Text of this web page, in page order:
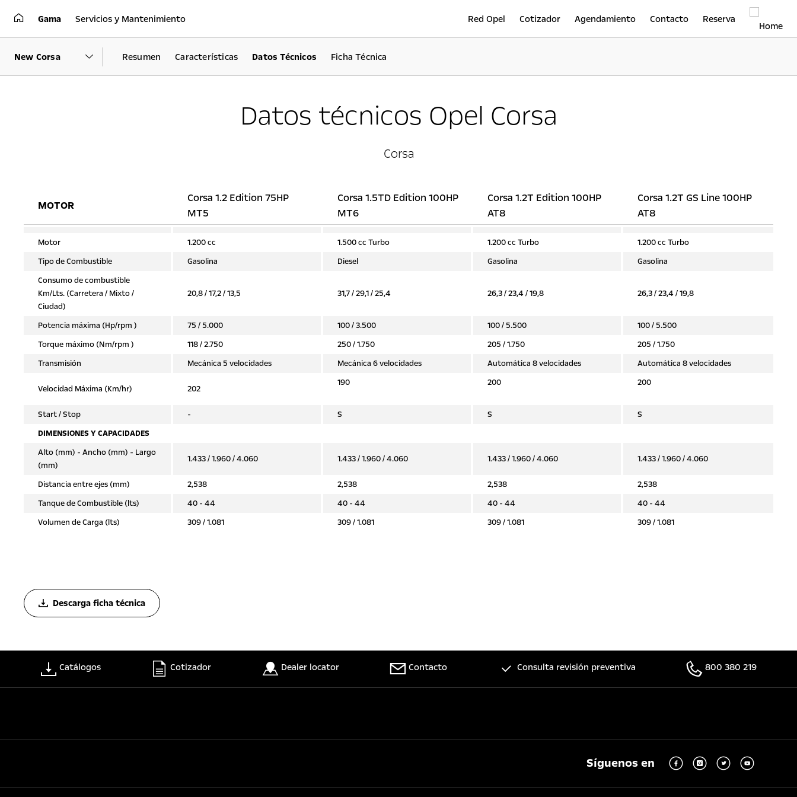
Red Opel Cotizador Agendamiento Contacto Reserva
Gama Servicios y Mantenimiento
New Corsa Resumen Características Datos Técnicos Ficha Técnica
Datos técnicos Opel Corsa
Corsa
MOTOR
Corsa 1.2 Edition 75HP
MT5
Corsa 1.5TD Edition 100HP
MT6
Corsa 1.2T Edition 100HP
AT8
Corsa 1.2T GS Line 100HP
AT8
Motor 1.200 cc 1.500 cc Turbo 1.200 cc Turbo
1.200 cc Turbo
Tipo de Combustible
Gasolina Diesel Gasolina
Gasolina
Consumo de combustible
Km/Lts. (Carretera / Mixto /
Ciudad)
20,8 / 17,2 / 13,5 31,7 / 29,1 / 25,4 26,3 / 23,4 / 19,8 26,3 / 23,4 / 19,8
Potencia máxima (Hp/rpm ) 75 / 5.000 100 / 3.500 100 / 5.500
100 / 5.500
Torque máximo (Nm/rpm )
118 / 2.750 250 / 1.750 205 / 1.750
205 / 1.750
Transmisión
Mecánica 5 velocidades Mecánica 6 velocidades Automática 8 velocidades Automática 8 velocidades
Velocidad Máxima (Km/hr) 202
190 200 200
Start / Stop - S S
S
DIMENSIONES Y CAPACIDADES
Alto (mm) - Ancho (mm) - Largo
(mm)
1.433 / 1.960 / 4.060 1.433 / 1.960 / 4.060 1.433 / 1.960 / 4.060 1.433 / 1.960 / 4.060
Distancia entre ejes (mm) 2,538 2,538 2,538
2,538
Tanque de Combustible (lts)
40 - 44 40 - 44 40 - 44
40 - 44
Volumen de Carga (lts)
309 / 1.081 309 / 1.081 309 / 1.081 309 / 1.081
Descarga ficha técnica
Catálogos Cotizador Dealer locator Contacto Consulta revisión preventiva 800 380 219
Síguenos en